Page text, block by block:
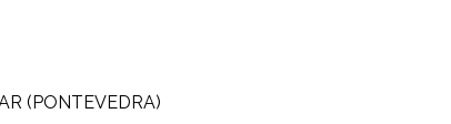
(PONTEVEDRA)